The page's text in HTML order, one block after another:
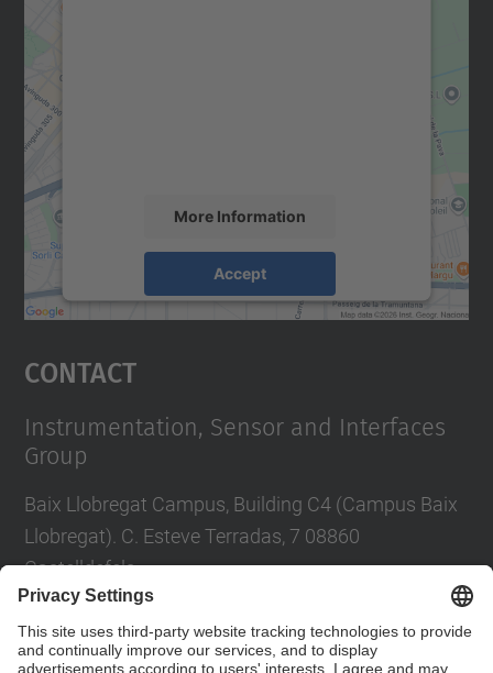
More Information
Accept
Usercentrics Consent
Contact
Instrumentation, Sensor and Interfaces
Group
Baix Llobregat Campus, Building C4 (Campus Baix
Llobregat). C. Esteve Terradas, 7 08860
Castelldefels
E-mail:isi.info@(upc.edu)